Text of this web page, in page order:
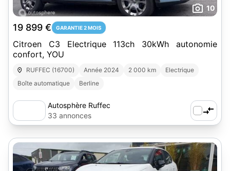
10
19 899 € GARANTIE 2 MOIS
Citroen C3 Electrique 113ch 30kWh autonomie
confort, YOU
RUFFEC (16700) Année 2024 2 000 km
Electrique
Boîte automatique
Berline
Autosphère Ruffec
33 annonces